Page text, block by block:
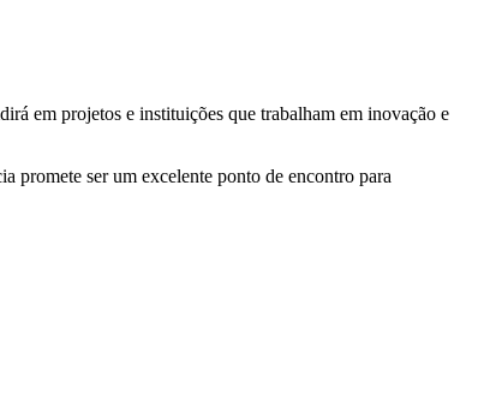
em projetos e instituições que trabalham em inovação e
promete ser um excelente ponto de encontro para